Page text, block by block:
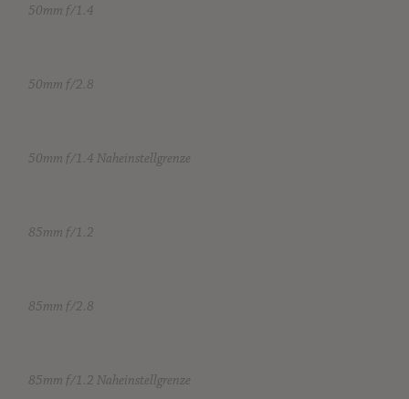
50mm f/1.4
50mm f/2.8
50mm f/1.4 Naheinstellgrenze
85mm f/1.2
85mm f/2.8
85mm f/1.2 Naheinstellgrenze